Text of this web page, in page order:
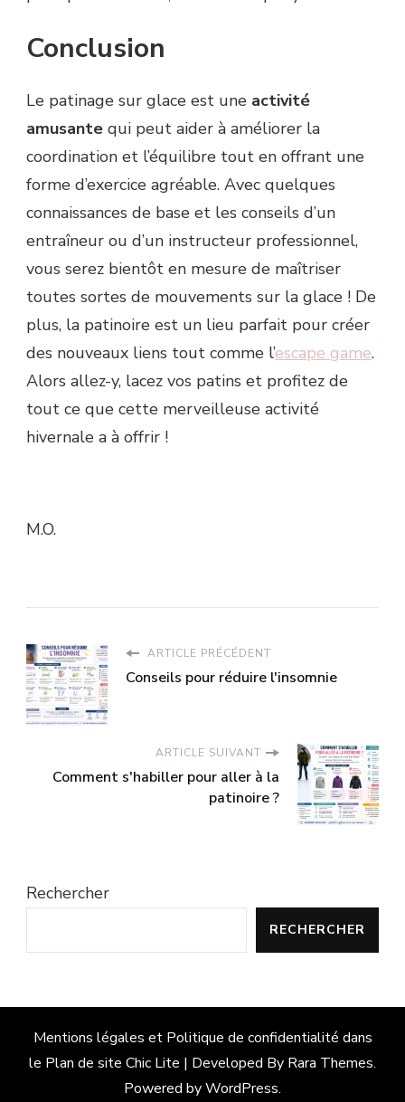
Conclusion
Le patinage sur glace est une activité
amusante qui peut aider à améliorer la
coordination et l’équilibre tout en offrant une
forme d’exercice agréable. Avec quelques
connaissances de base et les conseils d’un
entraîneur ou d’un instructeur professionnel,
vous serez bientôt en mesure de maîtriser
toutes sortes de mouvements sur la glace ! De
plus, la patinoire est un lieu parfait pour créer
des nouveaux liens tout comme l’escape game.
Alors allez-y, lacez vos patins et profitez de
tout ce que cette merveilleuse activité
hivernale a à offrir !
M.O.
ARTICLE PRÉCÉDENT
Conseils pour réduire l'insomnie
ARTICLE SUIVANT
Comment s'habiller pour aller à la
patinoire ?
Rechercher
RECHERCHER
Mentions légales et Politique de confidentialité dans
le Plan de site Chic Lite | Developed By Rara Themes.
Powered byWordPress.